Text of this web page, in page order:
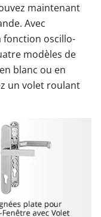
maintenant
Avec
fonction oscillo-
modèles de
blanc ou en
un volet roulant